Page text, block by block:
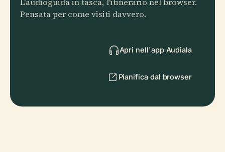
Pensata per come visiti davvero.
Apri nell'app Audiala
Pianifica dal browser